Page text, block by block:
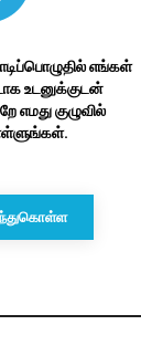
எங்கள்
உடனுக்குடன்
குழுவில்